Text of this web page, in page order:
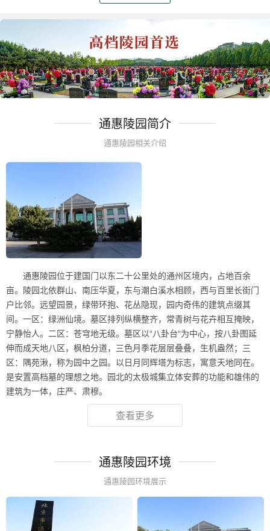
通惠陵园简介
通惠陵园相关介绍
通惠陵园位于建国门以东二十公里处的通州区境内，占地百余
亩。陵园北依群山、南压华夏，东与潮白溪水相顾，西与百里长街门
户比邻。远望园景，绿带环抱、花丛隐现，园内奇伟的建筑点缀其
间。一区：绿洲仙境。墓区排列纵横整齐，常青树与花卉相互掩映，
宁静怡人。二区：苍穹地无级。墓区以“八卦台“为中心，按八卦图延
伸而成天地八区，枫柏分道，三色月季花层层叠叠，生机盎然；三
区：隅苑湫，称为园中之园。以日月同辉塔为标志，寓意天地同在。
是安置高档墓的理想之地。园北的太极城集立体安葬的功能和雄伟的
建筑为一体，庄严、肃穆。
查看更多
通惠陵园环境
通惠陵园环境展示